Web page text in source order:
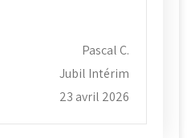
Pascal C.
Jubil Intérim
23 avril 2026